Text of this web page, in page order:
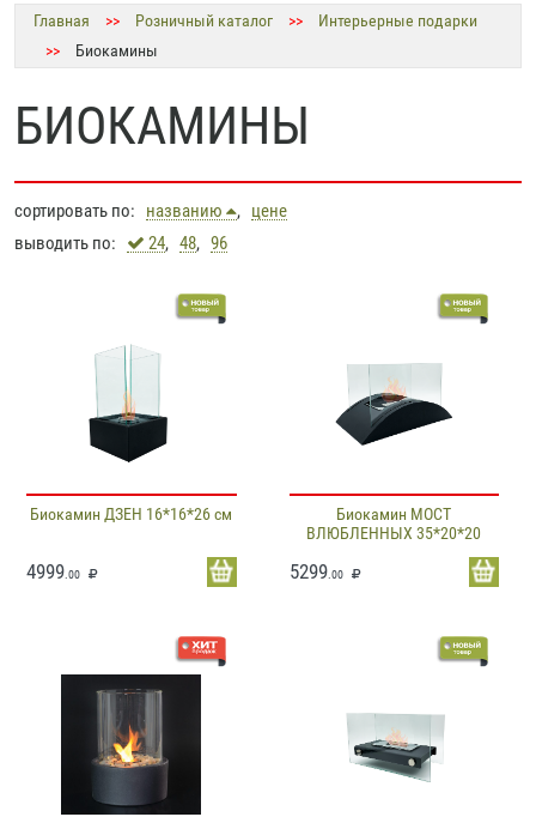
Главная >> Розничный каталог >>
Интерьерные подарки
>>
Биокамины
БИОКАМИНЫ
сортировать по: названию , цене
выводить по:
24, 48, 96
Биокамин ДЗЕН 16*16*26 см
4999 .00
Биокамин МОСТ
ВЛЮБЛЕННЫХ 35*20*20
5299.00